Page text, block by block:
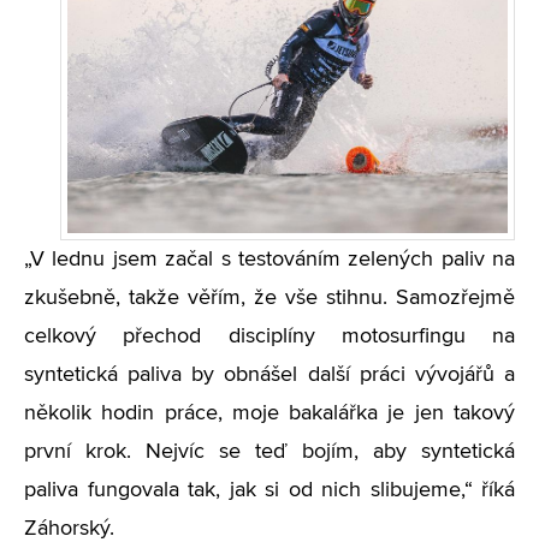
„V lednu jsem začal s testováním zelených paliv na
zkušebně, takže věřím, že vše stihnu. Samozřejmě
celkový přechod disciplíny motosurfingu na
syntetická paliva by obnášel další práci vývojářů a
několik hodin práce, moje bakalářka je jen takový
první krok. Nejvíc se teď bojím, aby syntetická
paliva fungovala tak, jak si od nich slibujeme,“ říká
Záhorský.